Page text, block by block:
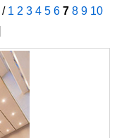
/ 1 2 3 4 5 6 7 8 9 10